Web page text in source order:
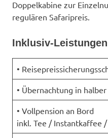
Doppelkabine zur
regulären Safaripreis.
Inklusiv-
•
• Übernachtung in
• Vollpension an Bord
inkl. Tee / Instantkaffee